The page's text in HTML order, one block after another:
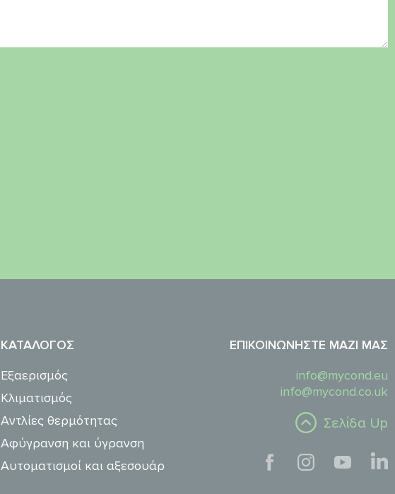
ΚΑΤΆΛΟΓΟΣ
Εξαερισμός
Κλιματισμός
Αντλίες θερμότητας
Αφύγρανση και ύγρανση
Αυτοματισμοί και αξεσουάρ
ΕΠΙΚΟΙΝΩΝΉΣΤΕ ΜΑΖΊ ΜΑΣ
info@mycond.eu
info@mycond.co.uk
Σελίδα Up